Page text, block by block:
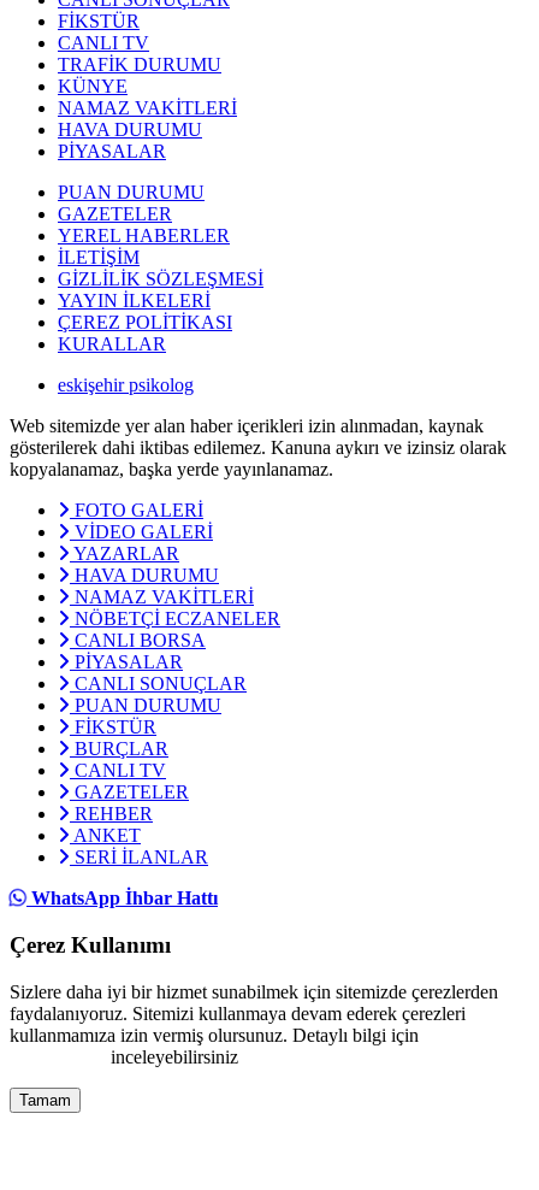
FİKSTÜR
CANLI TV
TRAFİK DURUMU
KÜNYE
NAMAZ VAKİTLERİ
HAVA DURUMU
PİYASALAR
PUAN DURUMU
GAZETELER
YEREL HABERLER
İLETİŞİM
GİZLİLİK SÖZLEŞMESİ
YAYIN İLKELERİ
ÇEREZ POLİTİKASI
KURALLAR
eskişehir psikolog
Web sitemizde yer alan haber içerikleri izin alınmadan, kaynak
gösterilerek dahi iktibas edilemez. Kanuna aykırı ve izinsiz olarak
kopyalanamaz, başka yerde yayınlanamaz.
FOTO GALERİ
VİDEO GALERİ
YAZARLAR
HAVA DURUMU
NAMAZ VAKİTLERİ
NÖBETÇİ ECZANELER
CANLI BORSA
PİYASALAR
CANLI SONUÇLAR
PUAN DURUMU
FİKSTÜR
BURÇLAR
CANLI TV
GAZETELER
REHBER
ANKET
SERİ İLANLAR
WhatsApp İhbar Hattı
Çerez Kullanımı
Sizlere daha iyi bir hizmet sunabilmek için sitemizde çerezlerden
faydalanıyoruz. Sitemizi kullanmaya devam ederek çerezleri
kullanmamıza izin vermiş olursunuz. Detaylı bilgi için
inceleyebilirsiniz
Tamam